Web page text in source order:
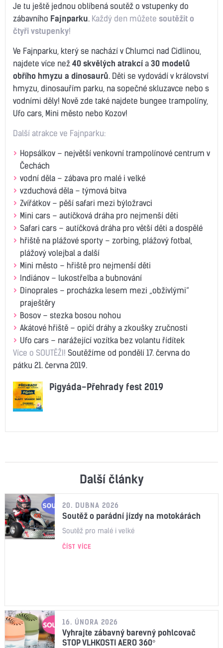
Je tu ještě jednou oblíbená soutěž o vstupenky do
zábavního Fajnparku. Každý den můžete soutěžit o
čtyři vstupenky!
Ve Fajnparku, který se nachází v Chlumci nad Cidlinou,
najdete více než 40 skvělých atrakcí a 30 modelů
obřího hmyzu a dinosaurů. Děti se vydovádí v království
hmyzu, dinosauřím parku, na sopečné skluzavce nebo s
vodními děly! Nově zde také najdete bungee trampolíny,
Ufo cars, Mini město nebo Kozov!
Další atrakce ve Fajnparku:
Hopsálkov – největší venkovní trampolínové centrum v
Čechách
vodní děla – zábava pro malé i velké
vzduchová děla – týmová bitva
Zvířátkov – pěší safari mezi býložravci
Mini cars – ​autíčková dráha pro nejmenší děti
Safari cars – ​​autíčková dráha pro větší děti a dospělé
hřiště na plážové sporty – zorbing, plážový fotbal,
plážový volejbal a další
Mini město – hřiště pro nejmenší děti
Indiánov – lukostřelba a bubnování
Dinoprales – procházka lesem mezi „obživlými“
praještěry
Bosov – stezka bosou nohou
Akátové hřiště – opičí dráhy a zkoušky zručnosti
Ufo cars – ​narážející vozítka bez volantu řídítek
Více o SOUTĚŽI! Soutěžíme od pondělí 17. června do
pátku 21. června 2019.
Pigyáda-Přehrady fest 2019
Další články
20. DUBNA 2026
Soutěž o parádní jízdy na motokárách
Soutěž pro malé i velké
ČÍST VÍCE
16. ÚNORA 2026
Vyhrajte zábavný barevný pohlcovač
STOP VLHKOSTI AERO 360°